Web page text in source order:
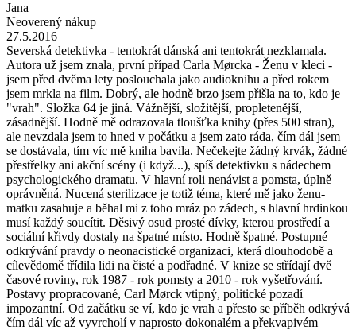
Jana
Neoverený nákup
27.5.2016
Severská detektivka - tentokrát dánská ani tentokrát nezklamala.
Autora už jsem znala, první případ Carla Mørcka - Ženu v kleci -
jsem před dvěma lety poslouchala jako audioknihu a před rokem
jsem mrkla na film. Dobrý, ale hodně brzo jsem přišla na to, kdo je
"vrah". Složka 64 je jiná. Vážnější, složitější, propletenější,
zásadnější. Hodně mě odrazovala tloušťka knihy (přes 500 stran),
ale nevzdala jsem to hned v počátku a jsem zato ráda, čím dál jsem
se dostávala, tím víc mě kniha bavila. Nečekejte žádný krvák, žádné
přestřelky ani akční scény (i když...), spíš detektivku s nádechem
psychologického dramatu. V hlavní roli nenávist a pomsta, úplně
oprávněná. Nucená sterilizace je totiž téma, které mě jako ženu-
matku zasahuje a běhal mi z toho mráz po zádech, s hlavní hrdinkou
musí každý soucítit. Děsivý osud prosté dívky, kterou prostředí a
sociální křivdy dostaly na špatné místo. Hodně špatné. Postupné
odkrývání pravdy o neonacistické organizaci, která dlouhodobě a
cílevědomě třídila lidi na čisté a podřadné. V knize se střídají dvě
časové roviny, rok 1987 - rok pomsty a 2010 - rok vyšetřování.
Postavy propracované, Carl Mørck vtipný, politické pozadí
impozantní. Od začátku se ví, kdo je vrah a přesto se příběh odkrývá
čím dál víc až vyvrcholí v naprosto dokonalém a překvapivém